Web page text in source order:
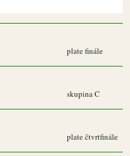
plate finále
skupina C
plate čtvrtfinále